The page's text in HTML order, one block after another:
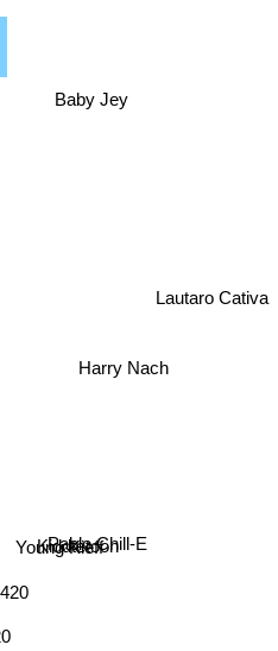
Kiddtetoon
Pablo Chill-E
Young Kieff
Harry Nach
Baby Jey
Lautaro Cativa